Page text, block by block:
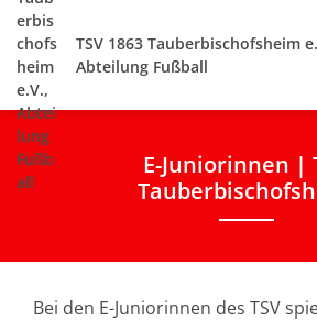
TSV 1863 Tauberbischofsheim
Abteilung Fußball
E-Juniorinnen |
Bei den E-Juniorinnen des TSV